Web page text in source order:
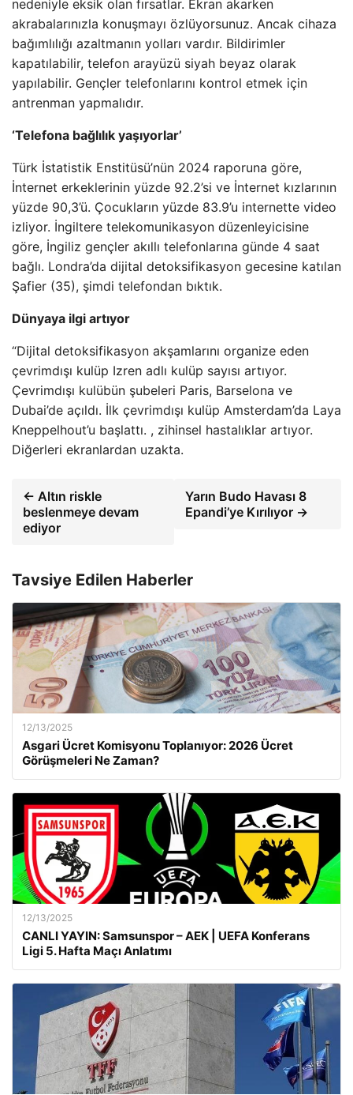
nedeniyle eksik olan fırsatlar. Ekran akarken
akrabalarınızla konuşmayı özlüyorsunuz. Ancak cihaza
bağımlılığı azaltmanın yolları vardır. Bildirimler
kapatılabilir, telefon arayüzü siyah beyaz olarak
yapılabilir. Gençler telefonlarını kontrol etmek için
antrenman yapmalıdır.
‘Telefona bağlılık yaşıyorlar’
Türk İstatistik Enstitüsü’nün 2024 raporuna göre,
İnternet erkeklerinin yüzde 92.2’si ve İnternet kızlarının
yüzde 90,3’ü. Çocukların yüzde 83.9’u internette video
izliyor. İngiltere telekomunikasyon düzenleyicisine
göre, İngiliz gençler akıllı telefonlarına günde 4 saat
bağlı. Londra’da dijital detoksifikasyon gecesine katılan
Şafier (35), şimdi telefondan bıktık.
Dünyaya ilgi artıyor
“Dijital detoksifikasyon akşamlarını organize eden
çevrimdışı kulüp Izren adlı kulüp sayısı artıyor.
Çevrimdışı kulübün şubeleri Paris, Barselona ve
Dubai’de açıldı. İlk çevrimdışı kulüp Amsterdam’da Laya
Kneppelhout’u başlattı. , zihinsel hastalıklar artıyor.
Diğerleri ekranlardan uzakta.
← Altın riskle
beslenmeye devam
ediyor
Yarın Budo Havası 8
Epandi’ye Kırılıyor →
Tavsiye Edilen Haberler
12/13/2025
Asgari Ücret Komisyonu Toplanıyor: 2026 Ücret
Görüşmeleri Ne Zaman?
12/13/2025
CANLI YAYIN: Samsunspor – AEK | UEFA Konferans
Ligi 5. Hafta Maçı Anlatımı